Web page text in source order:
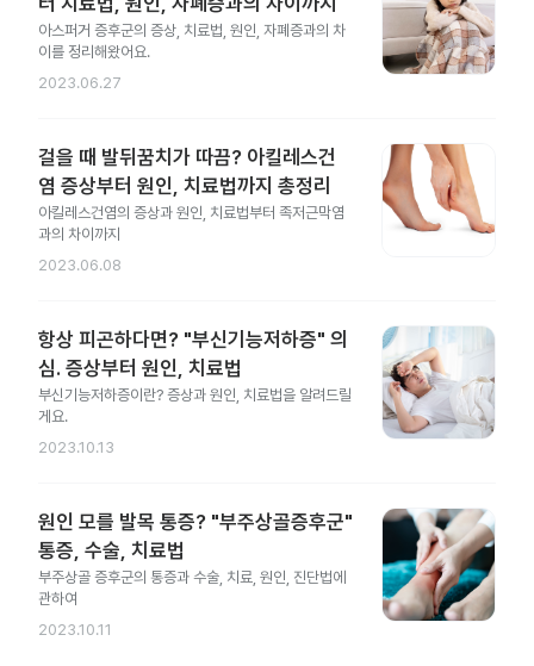
아스퍼거 증후군의 증상, 치료법, 원인, 자폐증과의 차
이를 정리해왔어요.
2023.06.27
걸을 때 발뒤꿈치가 따끔? 아킬레스건
염 증상부터 원인, 치료법까지 총정리
아킬레스건염의 증상과 원인, 치료법부터 족저근막염
과의 차이까지
2023.06.08
항상 피곤하다면? "부신기능저하증" 의
심. 증상부터 원인, 치료법
부신기능저하증이란? 증상과 원인, 치료법을 알려드릴
게요.
2023.10.13
원인 모를 발목 통증? "부주상골증후군"
통증, 수술, 치료법
부주상골 증후군의 통증과 수술, 치료, 원인, 진단법에
관하여
2023.10.11